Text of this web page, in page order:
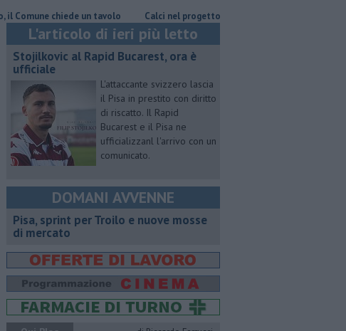
chiede un tavolo Calci nel progetto Ue per ripristino aree boschive
L'articolo di ieri più letto
Stojilkovic al Rapid Bucarest, ora è
ufficiale
L'attaccante svizzero lascia
il Pisa in prestito con diritto
di riscatto. Il Rapid
Bucarest e il Pisa ne
ufficializzanl l'arrivo con un
comunicato.
DOMANI AVVENNE
Pisa, sprint per Troilo e nuove mosse
di mercato